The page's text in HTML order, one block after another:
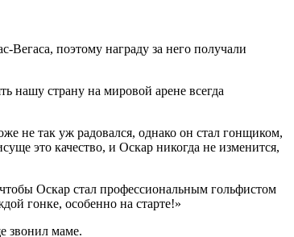
поэтому награду за него получали
нашу страну на мировой арене всегда
не так уж радовался, однако он стал гонщиком,
это качество, и Оскар никогда не изменится,
Оскар стал профессиональным гольфистом
гонке, особенно на старте!»
звонил маме.